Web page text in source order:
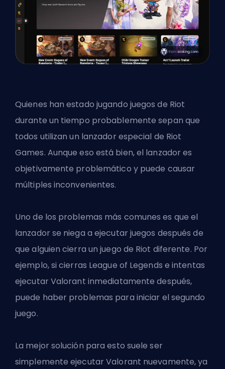
Quienes han estado jugando juegos de Riot
durante un tiempo probablemente sepan que
todos utilizan un lanzador especial de Riot
Games. Aunque eso está bien, el lanzador es
objetivamente problemático y puede causar
múltiples inconvenientes.
Uno de los problemas más comunes es que el
lanzador se niega a ejecutar juegos después de
que alguien cierra un juego de Riot diferente. Por
ejemplo, si cierras League of Legends e intentas
ejecutar Valorant inmediatamente después,
puede haber problemas para iniciar el segundo
juego.
La mejor solución para esto suele ser
simplemente ejecutar Valorant nuevamente, ya